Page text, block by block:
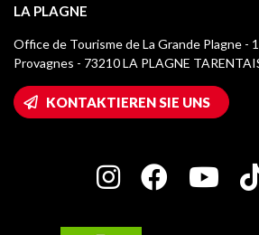
Kurtaxe
Mediathek
Logos La Plagne
Wifi-Zugang
Haus der Eigentümer
Charta der Engagierten Akteure
Montchavin - Les Coches
Champagny-en-Vanoise
Plagne 1800
LA PLAGNE
Office de Tourisme de La Grande Plagne -
Provagnes - 73210 LA PLAGNE
KONTAKTIEREN SIE UNS